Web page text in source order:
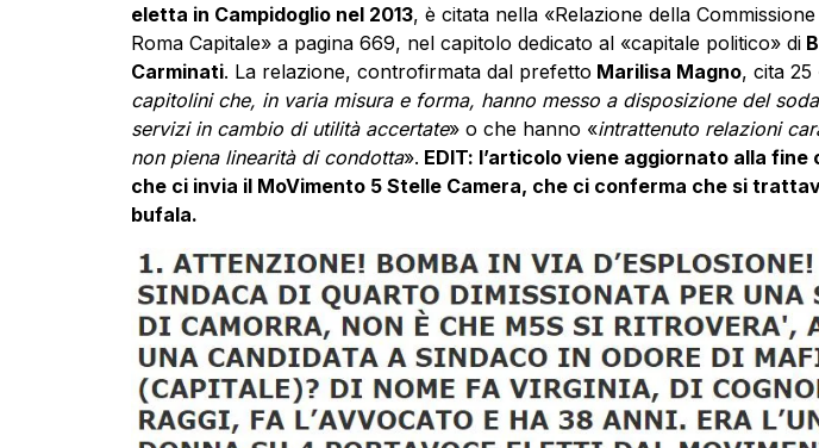
eletta in Campidoglio nel 2013, è citata nella «Relazione della
Roma Capitale» a pagina 669, nel capitolo dedicato al «capitale politico» di
Carminati. La relazione, controfirmata dal prefetto Marilisa Magno, cita 25
capitolini che, in varia misura e forma, hanno messo a disposizione del
servizi in cambio di utilità accertate» o che hanno «intrattenuto relazioni
non piena linearità di condotta». EDIT: l’articolo viene aggiornato alla
che ci invia il MoVimento 5 Stelle Camera, che ci conferma che si
bufala.